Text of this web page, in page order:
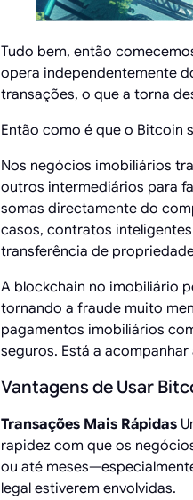
Tudo bem, então
opera independentemente
transações, o que a torna
Então como é que o Bitcoin
Nos negócios imobiliários
outros intermediários para
somas directamente do
casos, contratos
transferência de
A blockchain no imobiliário
tornando a fraude muito
pagamentos imobiliários
seguros. Está a acompanhar
Vantagens de Usar
Transações Mais Rápidas
rapidez com que os
ou até
legal estiverem envolvidas.